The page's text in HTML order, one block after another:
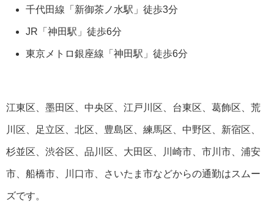
千代田線「新御茶ノ水駅」徒歩3分
JR「神田駅」徒歩6分
東京メトロ銀座線「神田駅」徒歩6分
江東区、墨田区、中央区、江戸川区、台東区、葛飾区、荒
川区、足立区、北区、豊島区、練馬区、中野区、新宿区、
杉並区、渋谷区、品川区、大田区、川崎市、市川市、浦安
市、船橋市、川口市、さいたま市などからの通勤はスムー
ズです。